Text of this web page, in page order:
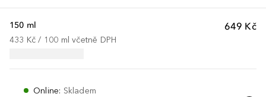
649 Kč
150 ml
433 Kč / 100 ml včetně DPH
Online: Skladem